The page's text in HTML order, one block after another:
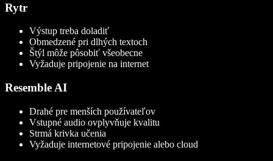
Rytr
Výstup treba doladiť
Obmedzené pri dlhých textoch
Štýl môže pôsobiť všeobecne
Vyžaduje pripojenie na internet
Resemble AI
Drahé pre menších používateľov
Vstupné audio ovplyvňuje kvalitu
Strmá krivka učenia
Vyžaduje internetové pripojenie alebo cloud